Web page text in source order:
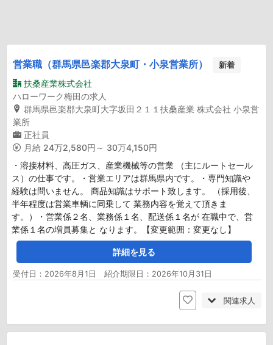
営業職（群馬県邑楽郡大泉町・小泉営業所） 新着
扶桑産業株式会社
ハローワーク梅田の求人
群馬県邑楽郡大泉町大字坂田２１１扶桑産業 株式会社 小泉営
業所
正社員
月給 24万2,580円～ 30万4,150円
・溶接材料、高圧ガス、産業機械等の営業 （主にルートセール
ス）の仕事です。・営業エリアは群馬県内です。・専門知識や
経験は問いません。 商品知識はサポート致します。 （採用後、
半年程度は営業車輌に同乗して 業務内容を覚えて頂きま
す。）・営業係２名、業務係１名、配送係１名が 在職中で、営
業係１名の増員募集と なります。【変更範囲：変更なし】
詳細を見る
受付日：2026年8月1日 紹介期限日：2026年10月31日
関連求人